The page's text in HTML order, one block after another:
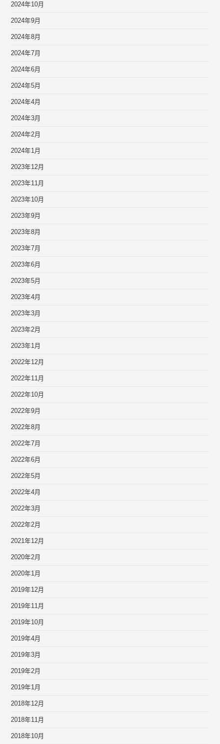
2024年10月
2024年9月
2024年8月
2024年7月
2024年6月
2024年5月
2024年4月
2024年3月
2024年2月
2024年1月
2023年12月
2023年11月
2023年10月
2023年9月
2023年8月
2023年7月
2023年6月
2023年5月
2023年4月
2023年3月
2023年2月
2023年1月
2022年12月
2022年11月
2022年10月
2022年9月
2022年8月
2022年7月
2022年6月
2022年5月
2022年4月
2022年3月
2022年2月
2021年12月
2020年2月
2020年1月
2019年12月
2019年11月
2019年10月
2019年4月
2019年3月
2019年2月
2019年1月
2018年12月
2018年11月
2018年10月